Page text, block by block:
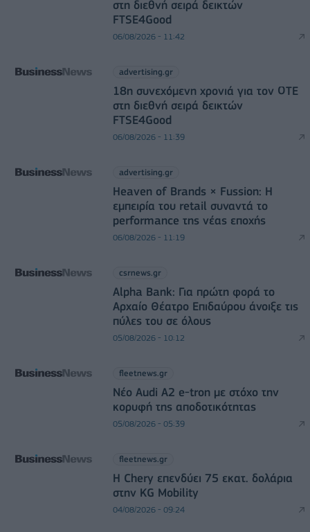
στη διεθνή σειρά δεικτών
FTSE4Good
06/08/2026 - 11:42
advertising.gr
18η συνεχόμενη χρονιά για τον ΟΤΕ
στη διεθνή σειρά δεικτών
FTSE4Good
06/08/2026 - 11:39
advertising.gr
Heaven of Brands × Fussion: Η
εμπειρία του retail συναντά το
performance της νέας εποχής
06/08/2026 - 11:19
csrnews.gr
Alpha Bank: Για πρώτη φορά το
Αρχαίο Θέατρο Επιδαύρου άνοιξε τις
πύλες του σε όλους
05/08/2026 - 10:12
fleetnews.gr
Νέο Audi A2 e-tron με στόχο την
κορυφή της αποδοτικότητας
05/08/2026 - 05:39
fleetnews.gr
Η Chery επενδύει 75 εκατ. δολάρια
στην KG Mobility
04/08/2026 - 09:24